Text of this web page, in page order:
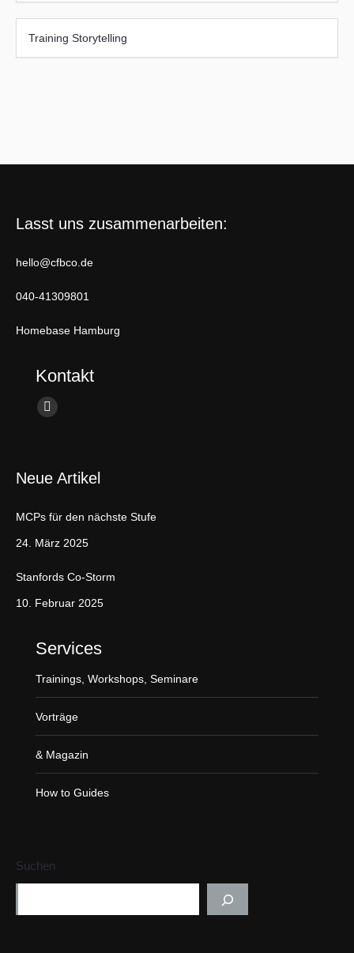
Training Storytelling
Lasst uns zusammenarbeiten:
hello@cfbco.de
040-41309801
Homebase Hamburg
Kontakt
Finden Sie uns auf:
L
k
d
i
p
a
e
p
n
w
Neue Artikel
MCPs für den nächste Stufe
24. März 2025
Stanfords Co-Storm
10. Februar 2025
Services
Trainings, Workshops, Seminare
Vorträge
& Magazin
How to Guides
Suchen